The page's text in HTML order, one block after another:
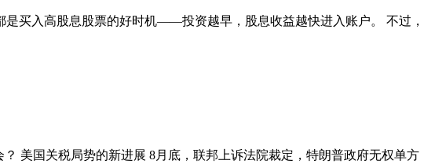
是买入高股息股票的好时机——投资越早，股息收益越快进入账户。 不过，
美国关税局势的新进展 8月底，联邦上诉法院裁定，特朗普政府无权单方